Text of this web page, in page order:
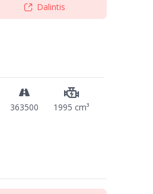
Dalintis
363500 1995 cm³